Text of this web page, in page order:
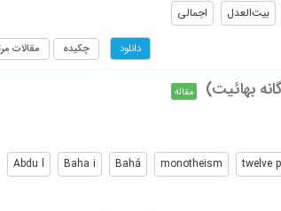
بیت‌العدل اجمالی
دانلود چکیده مقالات
بهائیت) مقاله
twelve
monotheism
Bahá
Baha i
Abdu l